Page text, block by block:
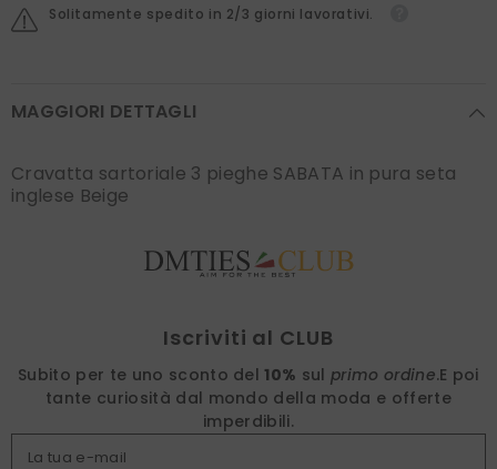
Solitamente spedito in 2/3 giorni lavorativi.
MAGGIORI DETTAGLI
Cravatta sartoriale 3 pieghe SABATA in pura seta
inglese Beige
Iscriviti al CLUB
Subito per te uno sconto del 10% sulprimo ordine.E poi
tante curiosità dal mondo della moda e offerte
imperdibili.
La tua e-mail